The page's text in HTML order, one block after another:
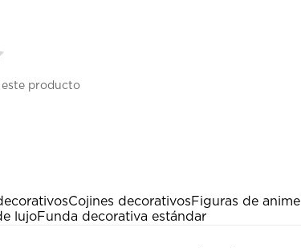
este producto
Cojines decorativosFiguras de anime
lujoFunda decorativa estándar